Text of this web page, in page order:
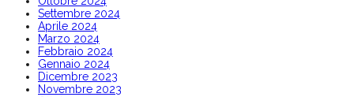
Settembre 2024
Aprile 2024
Marzo 2024
Febbraio 2024
Gennaio 2024
Dicembre 2023
Novembre 2023